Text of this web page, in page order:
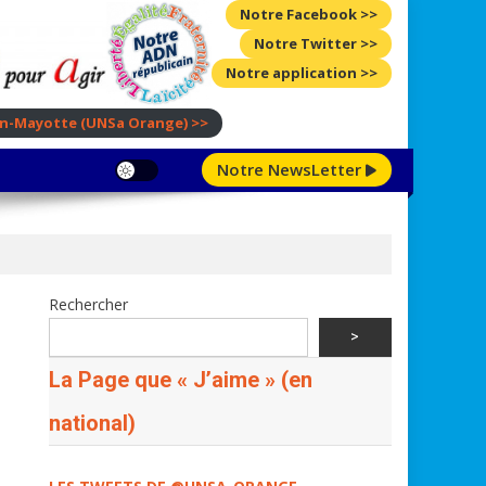
Notre Facebook >>
Notre Twitter >>
Notre application >>
Mayotte (UNSa Orange) >>
Notre NewsLetter
Rechercher
>
La Page que « J’aime » (en
national)